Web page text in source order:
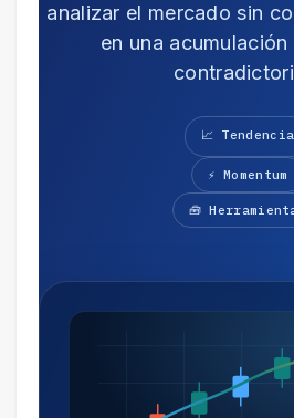
analizar el mercado sin
en una
📈 Tendencia
⚡ Momentum
🧰